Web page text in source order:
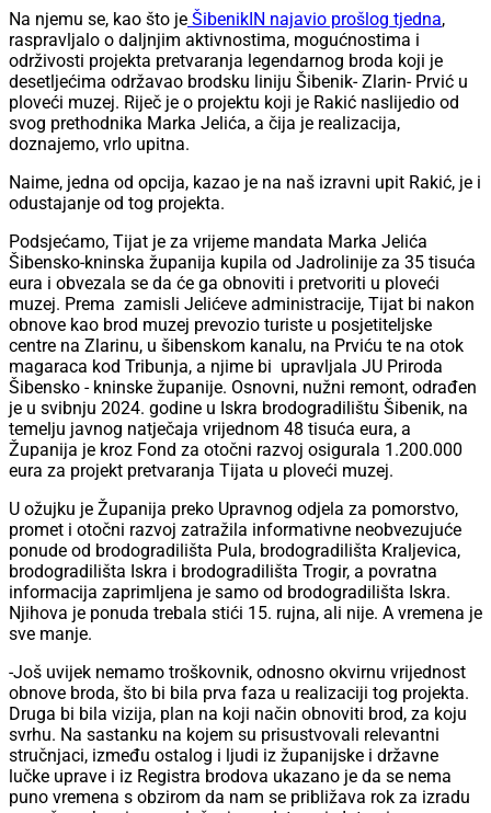
Na njemu se, kao što je ŠibenikIN najavio prošlog tjedna,
raspravljalo o daljnjim aktivnostima, mogućnostima i
održivosti projekta pretvaranja legendarnog broda koji je
desetljećima održavao brodsku liniju Šibenik- Zlarin- Prvić u
ploveći muzej. Riječ je o projektu koji je Rakić naslijedio od
svog prethodnika Marka Jelića, a čija je realizacija,
doznajemo, vrlo upitna.
Naime, jedna od opcija, kazao je na naš izravni upit Rakić, je i
odustajanje od tog projekta.
Podsjećamo, Tijat je za vrijeme mandata Marka Jelića
Šibensko-kninska županija kupila od Jadrolinije za 35 tisuća
eura i obvezala se da će ga obnoviti i pretvoriti u ploveći
muzej. Prema zamisli Jelićeve administracije, Tijat bi nakon
obnove kao brod muzej prevozio turiste u posjetiteljske
centre na Zlarinu, u šibenskom kanalu, na Prviću te na otok
magaraca kod Tribunja, a njime bi upravljala JU Priroda
Šibensko - kninske županije. Osnovni, nužni remont, odrađen
je u svibnju 2024. godine u Iskra brodogradilištu Šibenik, na
temelju javnog natječaja vrijednom 48 tisuća eura, a
Županija je kroz Fond za otočni razvoj osigurala 1.200.000
eura za projekt pretvaranja Tijata u ploveći muzej.
U ožujku je Županija preko Upravnog odjela za pomorstvo,
promet i otočni razvoj zatražila informativne neobvezujuće
ponude od brodogradilišta Pula, brodogradilišta Kraljevica,
brodogradilišta Iskra i brodogradilišta Trogir, a povratna
informacija zaprimljena je samo od brodogradilišta Iskra.
Njihova je ponuda trebala stići 15. rujna, ali nije. A vremena je
sve manje.
-Još uvijek nemamo troškovnik, odnosno okvirnu vrijednost
obnove broda, što bi bila prva faza u realizaciji tog projekta.
Druga bi bila vizija, plan na koji način obnoviti brod, za koju
svrhu. Na sastanku na kojem su prisustvovali relevantni
stručnjaci, između ostalog i ljudi iz županijske i državne
lučke uprave i iz Registra brodova ukazano je da se nema
puno vremena s obzirom da nam se približava rok za izradu